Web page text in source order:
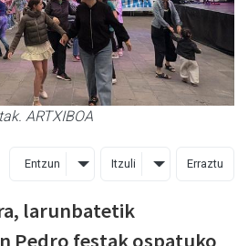
ARTXIBOA
Entzun Itzuli Erraztu
larunbatetik
Pedro festak ospatuko